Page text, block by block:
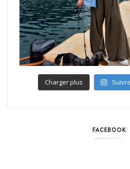
Charger plus
FACEBOOK